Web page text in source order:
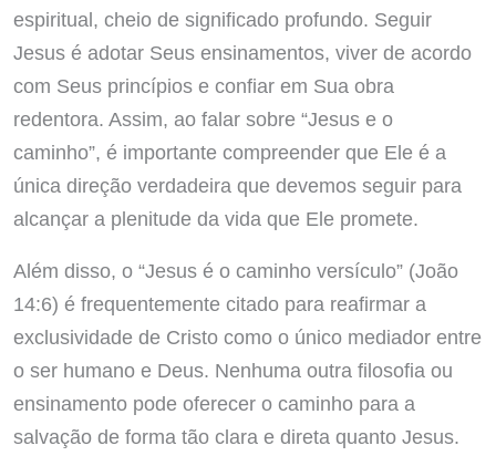
espiritual, cheio de significado profundo. Seguir
Jesus é adotar Seus ensinamentos, viver de acordo
com Seus princípios e confiar em Sua obra
redentora. Assim, ao falar sobre “Jesus e o
caminho”, é importante compreender que Ele é a
única direção verdadeira que devemos seguir para
alcançar a plenitude da vida que Ele promete.
Além disso, o “Jesus é o caminho versículo” (João
14:6) é frequentemente citado para reafirmar a
exclusividade de Cristo como o único mediador entre
o ser humano e Deus. Nenhuma outra filosofia ou
ensinamento pode oferecer o caminho para a
salvação de forma tão clara e direta quanto Jesus.